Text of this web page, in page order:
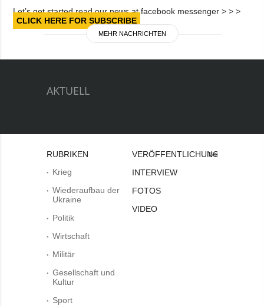
Let’s get started read our news at facebook messenger > > >
CLICK HERE FOR SUBSCRIBE
MEHR NACHRICHTEN
AKTUELL
RUBRIKEN
Krieg
Wiederaufbau der
Ukraine
Politik
Wirtschaft
Militär
Gesellschaft und
Kultur
Sport
VERÖFFENTLICHUNGEN
INTERVIEW
FOTOS
VIDEO
Bei